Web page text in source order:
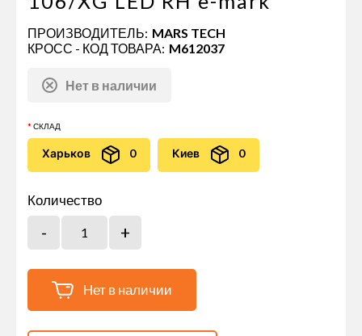
ПРОИЗВОДИТЕЛЬ: MARS TECH
КРОСС - КОД ТОВАРА: M612037
Нет в наличии
СКЛАД
Харьков 0 Киев 0
Количество
Нет в наличии